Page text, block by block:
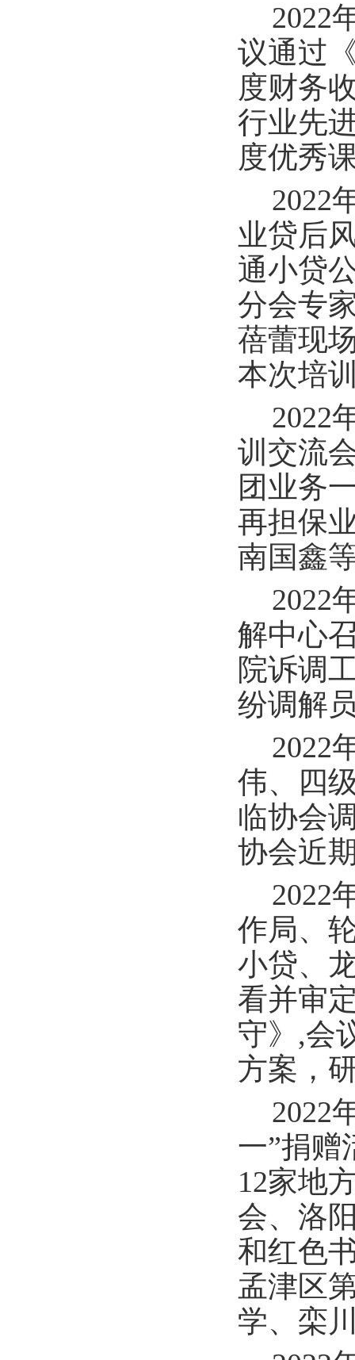
2022
议通过
度财务
行业先
度优秀
2022
业贷后
通小贷
分会专
蓓蕾现
本次培
2022
训交流
团业务
再担保
南国鑫
2022
解中心
院诉调
纷调解
2022
伟、四
临协会
协会近
2022
作局、
小贷、
看并审
守》,会
方案，
2022
一”捐赠
12家地
会、洛
和红色
孟津区
学、栾